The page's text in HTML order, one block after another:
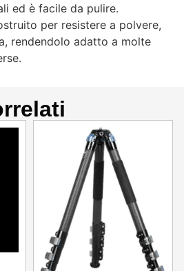
ed è facile da pulire.
per resistere a polvere,
rendendolo adatto a molte